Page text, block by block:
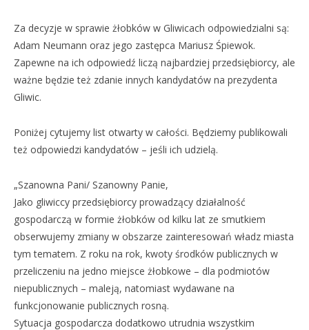
Za decyzje w sprawie żłobków w Gliwicach odpowiedzialni są:
Adam Neumann oraz jego zastępca Mariusz Śpiewok.
Zapewne na ich odpowiedź liczą najbardziej przedsiębiorcy, ale
ważne będzie też zdanie innych kandydatów na prezydenta
Gliwic.
Poniżej cytujemy list otwarty w całości. Będziemy publikowali
też odpowiedzi kandydatów – jeśli ich udzielą.
„Szanowna Pani/ Szanowny Panie,
Jako gliwiccy przedsiębiorcy prowadzący działalność
gospodarczą w formie żłobków od kilku lat ze smutkiem
obserwujemy zmiany w obszarze zainteresowań władz miasta
tym tematem. Z roku na rok, kwoty środków publicznych w
przeliczeniu na jedno miejsce żłobkowe – dla podmiotów
niepublicznych – maleją, natomiast wydawane na
funkcjonowanie publicznych rosną.
Sytuacja gospodarcza dodatkowo utrudnia wszystkim